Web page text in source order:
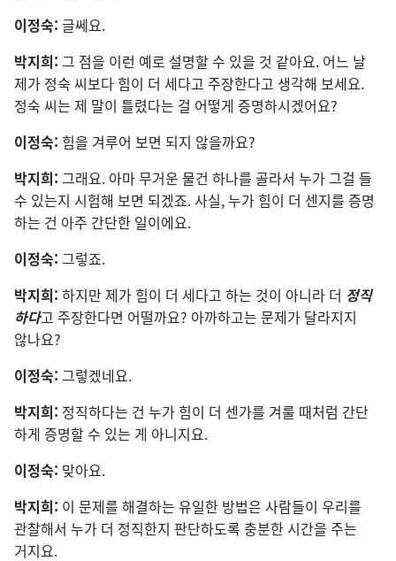
이정숙: 글쎄요.
박지희: 그 점을 이런 예로 설명할 수 있을 것 같아요. 어느 날
제가 정숙 씨보다 힘이 더 세다고 주장한다고 생각해 보세요.
정숙 씨는 제 말이 틀렸다는 걸 어떻게 증명하시겠어요?
이정숙: 힘을 겨루어 보면 되지 않을까요?
박지희: 그래요. 아마 무거운 물건 하나를 골라서 누가 그걸 들
수 있는지 시험해 보면 되겠죠. 사실, 누가 힘이 더 센지를 증명
하는 건 아주 간단한 일이에요.
이정숙: 그렇죠.
박지희: 하지만 제가 힘이 더 세다고 하는 것이 아니라 더 정직
하다고 주장한다면 어떨까요? 아까하고는 문제가 달라지지
않나요?
이정숙: 그렇겠네요.
박지희: 정직하다는 건 누가 힘이 더 센가를 겨룰 때처럼 간단
하게 증명할 수 있는 게 아니지요.
이정숙: 맞아요.
박지희: 이 문제를 해결하는 유일한 방법은 사람들이 우리를
관찰해서 누가 더 정직한지 판단하도록 충분한 시간을 주는
거지요.